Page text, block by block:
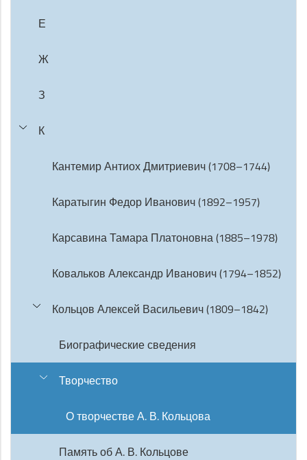
Е
Ж
З
К
Кантемир Антиох Дмитриевич (1708–1744)
Каратыгин Федор Иванович (1892–1957)
Карсавина Тамара Платоновна (1885–1978)
Ковальков Александр Иванович (1794–1852)
Кольцов Алексей Васильевич (1809–1842)
Биографические сведения
Творчество
О творчестве А. В. Кольцова
Память об А. В. Кольцове